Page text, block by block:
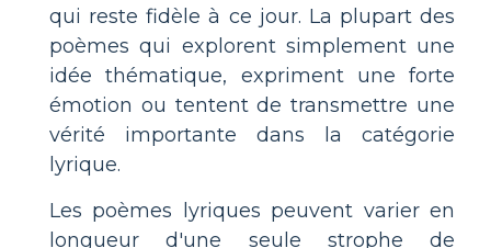
qui reste fidèle à ce jour. La plupart des
poèmes qui explorent simplement une
idée thématique, expriment une forte
émotion ou tentent de transmettre une
vérité importante dans la catégorie
lyrique.
Les poèmes lyriques peuvent varier en
longueur d'une seule strophe de